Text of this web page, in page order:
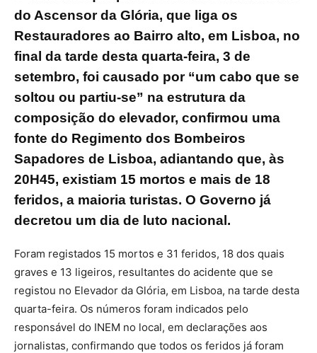
do Ascensor da Glória, que liga os
Restauradores ao Bairro alto, em Lisboa, no
final da tarde desta quarta-feira, 3 de
setembro, foi causado por “um cabo que se
soltou ou partiu-se” na estrutura da
composição do elevador, confirmou uma
fonte do Regimento dos Bombeiros
Sapadores de Lisboa, adiantando que, às
20H45, existiam 15 mortos e mais de 18
feridos, a maioria turistas. O Governo já
decretou um dia de luto nacional.
Foram registados 15 mortos e 31 feridos, 18 dos quais
graves e 13 ligeiros, resultantes do acidente que se
registou no Elevador da Glória, em Lisboa, na tarde desta
quarta-feira. Os números foram indicados pelo
responsável do INEM no local, em declarações aos
jornalistas, confirmando que todos os feridos já foram